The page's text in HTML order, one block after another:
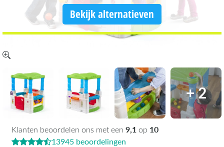
Bekijk alternatieven
+ 2
Klanten beoordelen ons met een 9,1 op 10
13945 beoordelingen